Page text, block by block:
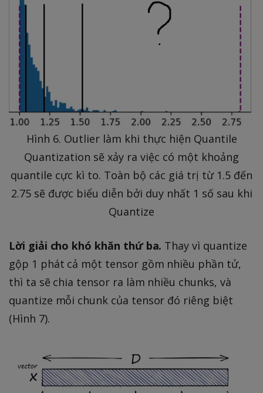
Hình 6. Outlier làm khi thực hiện Quantile
Quantization sẽ xảy ra việc có một khoảng
quantile cực kì to. Toàn bộ các giá trị từ 1.5 đến
2.75 sẽ được biểu diễn bởi duy nhất 1 số sau khi
Quantize
Lời giải cho khó khăn thứ ba. Thay vì quantize
gộp 1 phát cả một tensor gồm nhiều phần tử,
thì ta sẽ chia tensor ra làm nhiều chunks, và
quantize mỗi chunk của tensor đó riêng biệt
(Hình 7).